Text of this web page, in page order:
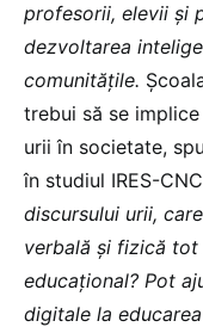
profesorii, elevii și
dezvoltarea
comunitățile.
trebui să se
urii în societate,
în studiul IRES-
discursului urii,
verbală și fizică
educațional? Pot
digitale la